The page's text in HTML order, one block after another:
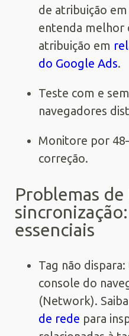
de atribuição
entenda melhor
atribuição em
do Google Ads.
Teste com e
navegadores
Monitore por
correção.
Problemas de
essenciais
Tag não
console do
(Network). Saiba
de rede para